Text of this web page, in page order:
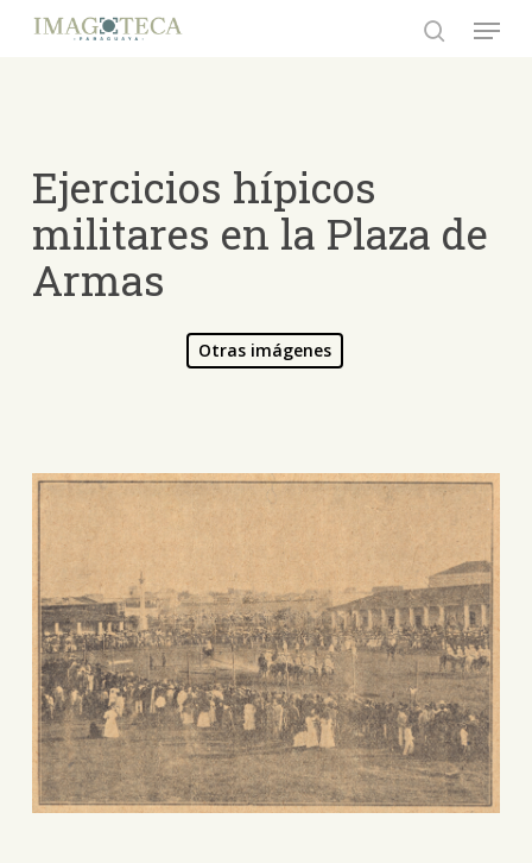
Menu
Ejercicios hípicos
militares en la Plaza de
Armas
Otras imágenes